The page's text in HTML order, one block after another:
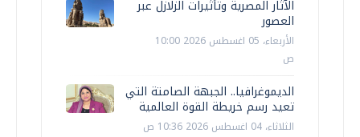
الآثار المصرية وتأثيرات الزلازل عبر
العصور
الأربعاء، 05 اغسطس 2026 10:00
ص
الديموغرافيا.. الجبهة الصامتة التي
تعيد رسم خريطة القوة العالمية
الثلاثاء، 04 اغسطس 2026 10:36 ص